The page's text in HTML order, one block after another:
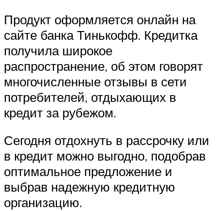
Продукт оформляется онлайн на
сайте банка Тинькофф. Кредитка
получила широкое
распространение, об этом говорят
многочисленные отзывы в сети
потребителей, отдыхающих в
кредит за рубежом.
Сегодня отдохнуть в рассрочку или
в кредит можно выгодно, подобрав
оптимальное предложение и
выбрав надежную кредитную
организацию.